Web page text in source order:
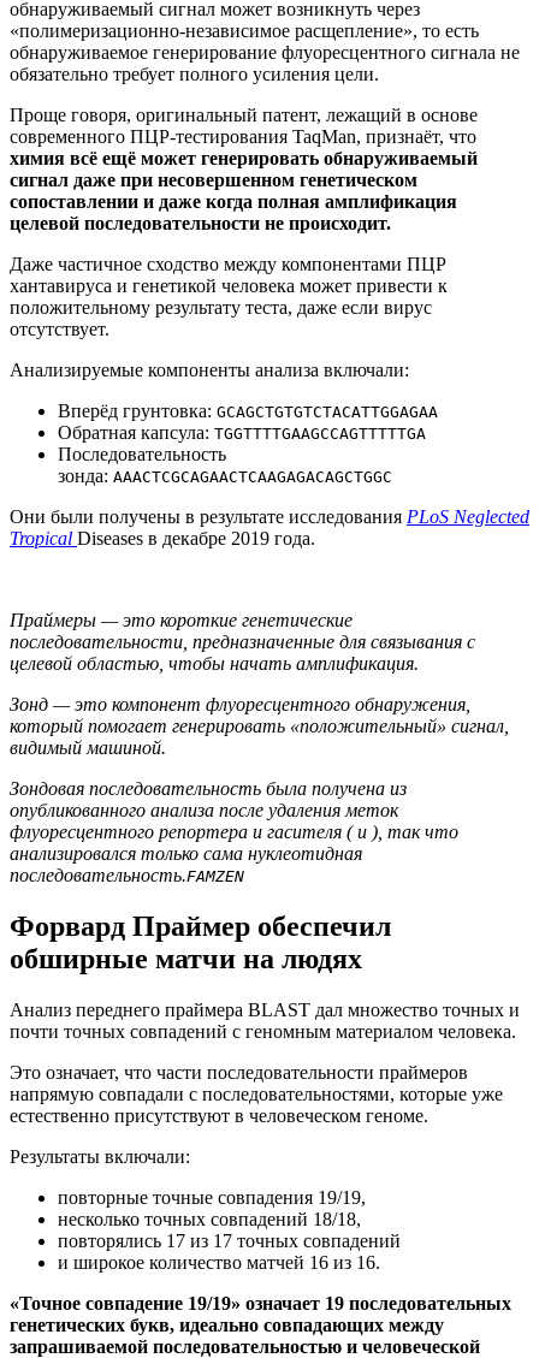
обнаруживаемый сигнал может возникнуть через
«полимеризационно-независимое расщепление», то есть
обнаруживаемое генерирование флуоресцентного сигнала не
обязательно требует полного усиления цели.
Проще говоря, оригинальный патент, лежащий в основе
современного ПЦР-тестирования TaqMan, признаёт, что
химия всё ещё может генерировать обнаруживаемый
сигнал даже при несовершенном генетическом
сопоставлении и даже когда полная амплификация
целевой последовательности не происходит.
Даже частичное сходство между компонентами ПЦР
хантавируса и генетикой человека может привести к
положительному результату теста, даже если вирус
отсутствует.
Анализируемые компоненты анализа включали:
Вперёд грунтовка: GCAGCTGTGTCTACATTGGAGAA
Обратная капсула: TGGTTTTGAAGCCAGTTTTTGA
Последовательность
зонда: AAACTCGCAGAACTCAAGAGACAGCTGGC
Они были получены в результате исследования PLoS Neglected
Tropical Diseases в декабре 2019 года.
Праймеры — это короткие генетические
последовательности, предназначенные для связывания с
целевой областью, чтобы начать амплификация.
Зонд — это компонент флуоресцентного обнаружения,
который помогает генерировать «положительный» сигнал,
видимый машиной.
Зондовая последовательность была получена из
опубликованного анализа после удаления меток
флуоресцентного репортера и гасителя ( и ), так что
анализировался только сама нуклеотидная
последовательность.FAMZEN
Форвард Праймер обеспечил
обширные матчи на людях
Анализ переднего праймера BLAST дал множество точных и
почти точных совпадений с геномным материалом человека.
Это означает, что части последовательности праймеров
напрямую совпадали с последовательностями, которые уже
естественно присутствуют в человеческом геноме.
Результаты включали:
повторные точные совпадения 19/19,
несколько точных совпадений 18/18,
повторялись 17 из 17 точных совпадений
и широкое количество матчей 16 из 16.
«Точное совпадение 19/19» означает 19 последовательных
генетических букв, идеально совпадающих между
запрашиваемой последовательностью и человеческой